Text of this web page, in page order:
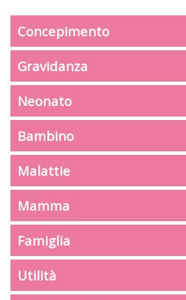
Concepimento
Gravidanza
Neonato
Bambino
Malattie
Mamma
Famiglia
Utilità